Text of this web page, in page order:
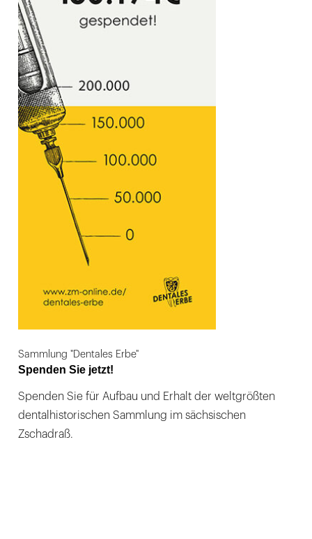
Sammlung "Dentales Erbe"
Spenden Sie jetzt!
Spenden Sie für Aufbau und Erhalt der weltgrößten
dentalhistorischen Sammlung im sächsischen
Zschadraß.